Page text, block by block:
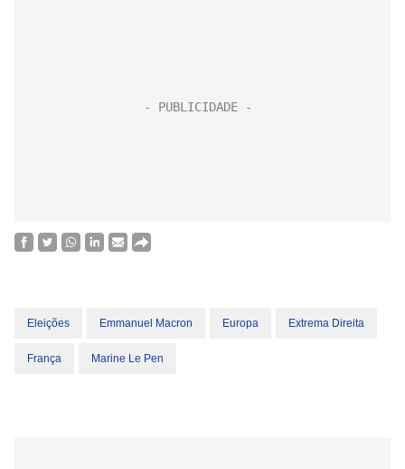
Eleições Emmanuel Macron Europa Extrema Direita
França Marine Le Pen